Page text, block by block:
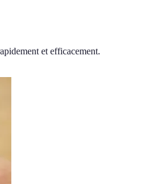
et efficacement.